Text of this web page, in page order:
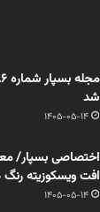
شد
1405-05-14
اختصاصی بسپار/
افت ویسکوزیته
1405-05-14